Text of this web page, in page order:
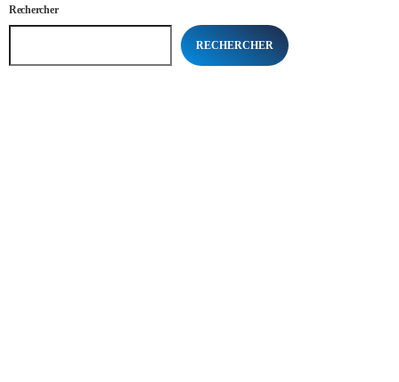
Rechercher
RECHERCHER